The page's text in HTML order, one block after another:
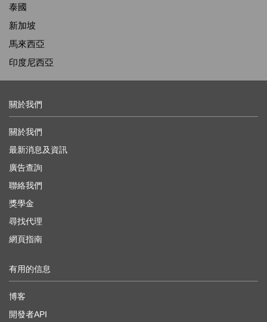
泰國
新加坡
馬來西亞
印度尼西亞
關於我們
關於我們
最新消息及資訊
廣告查詢
聯絡我們
獎學金
尋找代理
網頁指南
有用的信息
博客
開發者API